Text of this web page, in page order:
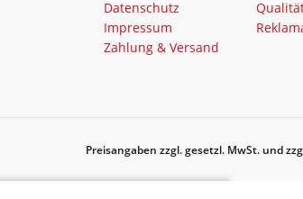
Datenschutz
Impressum
Zahlung & Versand
Preisangaben zzgl. gesetzl. MwSt. und